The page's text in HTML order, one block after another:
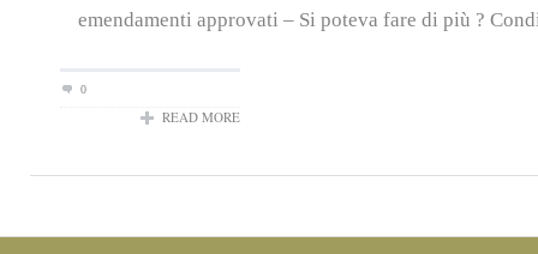
emendamenti approvati – Si poteva fare di più ?
0
READ MORE